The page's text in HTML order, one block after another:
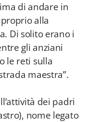
di andare in
alla
Di solito erano i
gli anziani
le reti sulla
maestra”.
dei padri
nome legato